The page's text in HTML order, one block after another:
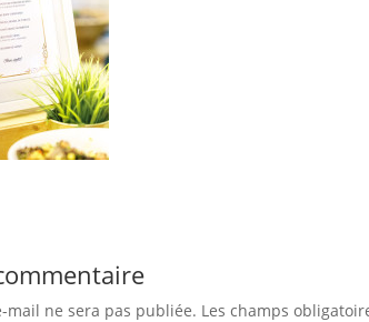
mail ne sera pas publiée. Les champs